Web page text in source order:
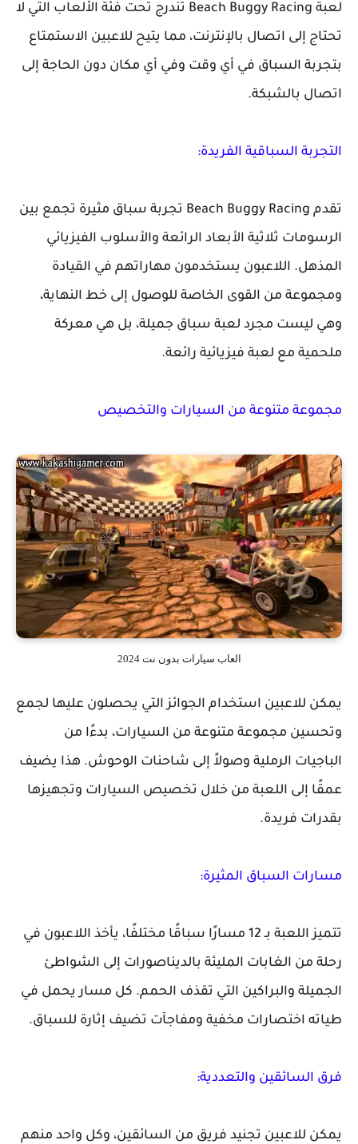
لعبة Beach Buggy Racing تندرج تحت فئة الألعاب التي لا
تحتاج إلى اتصال بالإنترنت، مما يتيح للاعبين الاستمتاع
بتجربة السباق في أي وقت وفي أي مكان دون الحاجة إلى
اتصال بالشبكة.
التجربة السباقية الفريدة:
تقدم Beach Buggy Racing تجربة سباق مثيرة تجمع بين
الرسومات ثلاثية الأبعاد الرائعة والأسلوب الفيزيائي
المذهل. اللاعبون يستخدمون مهاراتهم في القيادة
ومجموعة من القوى الخاصة للوصول إلى خط النهاية،
وهي ليست مجرد لعبة سباق جميلة، بل هي معركة
ملحمية مع لعبة فيزيائية رائعة.
مجموعة متنوعة من السيارات والتخصيص
العاب سيارات بدون نت 2024
يمكن للاعبين استخدام الجوائز التي يحصلون عليها لجمع
وتحسين مجموعة متنوعة من السيارات، بدءًا من
الباجيات الرملية وصولاً إلى شاحنات الوحوش. هذا يضيف
عمقًا إلى اللعبة من خلال تخصيص السيارات وتجهيزها
بقدرات فريدة.
مسارات السباق المثيرة:
تتميز اللعبة بـ 12 مسارًا سباقًا مختلفًا، يأخذ اللاعبون في
رحلة من الغابات المليئة بالديناصورات إلى الشواطئ
الجميلة والبراكين التي تقذف الحمم. كل مسار يحمل في
طياته اختصارات مخفية ومفاجآت تضيف إثارة للسباق.
فرق السائقين والتعددية:
يمكن للاعبين تجنيد فريق من السائقين، وكل واحد منهم